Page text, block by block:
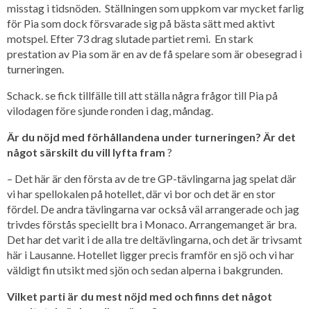
misstag i tidsnöden. Ställningen som uppkom var mycket farlig
för Pia som dock försvarade sig på bästa sätt med aktivt
motspel. Efter 73 drag slutade partiet remi. En stark
prestation av Pia som är en av de få spelare som är obesegrad i
turneringen.
Schack. se fick tillfälle till att ställa några frågor till Pia på
vilodagen före sjunde ronden i dag, måndag.
Är du nöjd med förhållandena under turneringen? Är det
något särskilt du vill lyfta fram ?
– Det här är den första av de tre GP-tävlingarna jag spelat där
vi har spellokalen på hotellet, där vi bor och det är en stor
fördel. De andra tävlingarna var också väl arrangerade och jag
trivdes förstås speciellt bra i Monaco. Arrangemanget är bra.
Det har det varit i de alla tre deltävlingarna, och det är trivsamt
här i Lausanne. Hotellet ligger precis framför en sjö och vi har
väldigt fin utsikt med sjön och sedan alperna i bakgrunden.
Vilket parti är du mest nöjd med och finns det något